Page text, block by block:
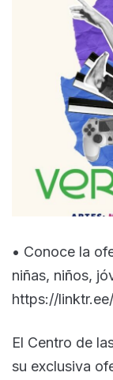
• Conoce la
niñas, niños,
https://
El Centro de
su exclusiva